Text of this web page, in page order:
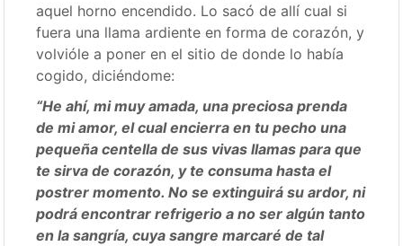
aquel horno encendido. Lo sacó de allí cual si
fuera una llama ardiente en forma de corazón, y
volvióle a poner en el sitio de donde lo había
cogido, diciéndome:
“He ahí, mi muy amada, una preciosa prenda
de mi amor, el cual encierra en tu pecho una
pequeña centella de sus vivas llamas para que
te sirva de corazón, y te consuma hasta el
postrer momento. No se extinguirá su ardor, ni
podrá encontrar refrigerio a no ser algún tanto
en la sangría, cuya sangre marcaré de tal